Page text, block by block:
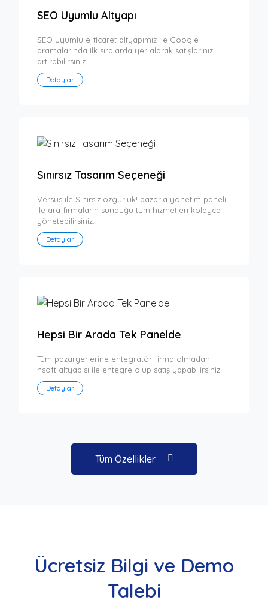
SEO Uyumlu Altyapı
SEO uyumlu e-ticaret altyapımız ile Google
aramalarında ilk sıralarda yer alarak satışlarınızı
artırabilirsiniz.
Detaylar
Sınırsız Tasarım Seçeneği
Versus ile Sınırsız özgürlük! pazarla yönetim paneli
ile ara firmaların sunduğu tüm hizmetleri kolayca
yönetebilirsiniz.
Detaylar
Hepsi Bir Arada Tek Panelde
Tüm pazaryerlerine entegratör firma olmadan
nsoft altyapısı ile entegre olup satış yapabilirsiniz.
Detaylar
Tüm Özellikler
Ücretsiz Bilgi ve Demo
Talebi